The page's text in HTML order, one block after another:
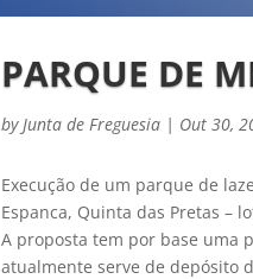
PARQUE DE
by Junta de Freguesia | Out 30,
Execução de um parque de
Espanca, Quinta das Pretas –
A proposta tem por base uma
atualmente serve de depósito